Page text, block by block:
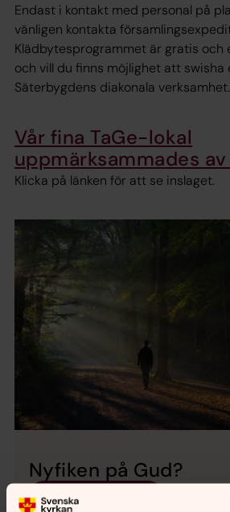
Endast i kontakt med personal på
vänligen kontakta
Klädbytesprogrammet är gratis och
och vill du finns möjlighet att swisha
Säterbygdens diakonala verksamhet.
Vår fina TaGe-lokal
uppmärksammades
Klicka på länken för att se inslaget.
Nyfiken på Gud?
Läs om kristen tro